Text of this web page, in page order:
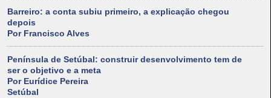
Barreiro: a conta subiu primeiro, a explicação chegou
depois
Por Francisco Alves
Península de Setúbal: construir desenvolvimento tem de
ser o objetivo e a meta
Por Eurídice Pereira
Setúbal